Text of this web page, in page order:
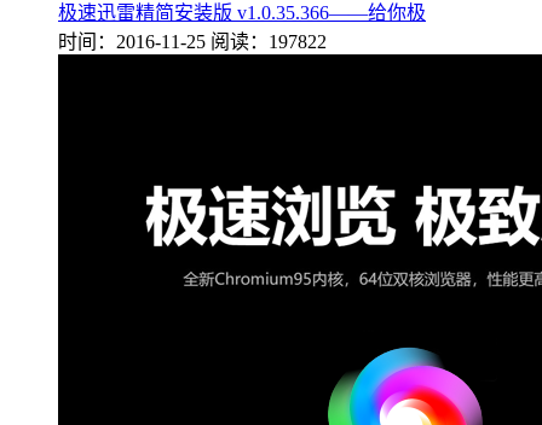
极速迅雷精简安装版 v1.0.35.366——给你极
时间：2016-11-25 阅读：197822